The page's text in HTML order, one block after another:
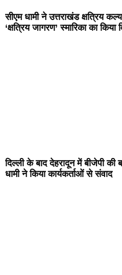
सीएम धामी ने उत्तराखंड क्षत्रिय
‘क्षत्रिय जागरण’ स्मारिका का किया
दिल्ली के बाद देहरादून में बीजेपी
धामी ने किया कार्यकर्ताओं से संवाद